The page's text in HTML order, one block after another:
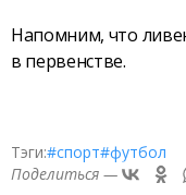
Напомним, что
в первенстве.
Тэги:#спорт#футбол
Поделиться —